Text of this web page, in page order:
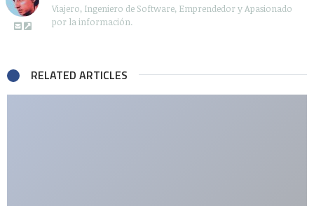
Viajero, Ingeniero de Software, Emprendedor y Apasionado
por la información.
RELATED ARTICLES